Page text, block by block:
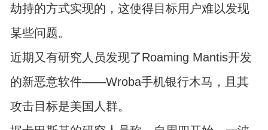
劫持的方式实现的，这使得目标用户难以发现
某些问题。
近期又有研究人员发现了Roaming Mantis开发
的新恶意软件——Wroba手机银行木马，且其
攻击目标是美国人群。